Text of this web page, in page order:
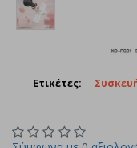
Ετικέτες: